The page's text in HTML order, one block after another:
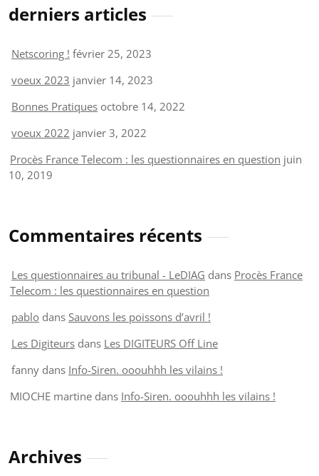
derniers articles
Netscoring ! février 25, 2023
voeux 2023 janvier 14, 2023
Bonnes Pratiques octobre 14, 2022
voeux 2022 janvier 3, 2022
Procès France Telecom : les questionnaires en question juin
10, 2019
Commentaires récents
Les questionnaires au tribunal - LeDIAG dans Procès France
Telecom : les questionnaires en question
pablo dans Sauvons les poissons d’avril !
Les Digiteurs dans Les DIGITEURS Off Line
fanny dans Info-Siren. ooouhhh les vilains !
MIOCHE martine dans Info-Siren. ooouhhh les vilains !
Archives